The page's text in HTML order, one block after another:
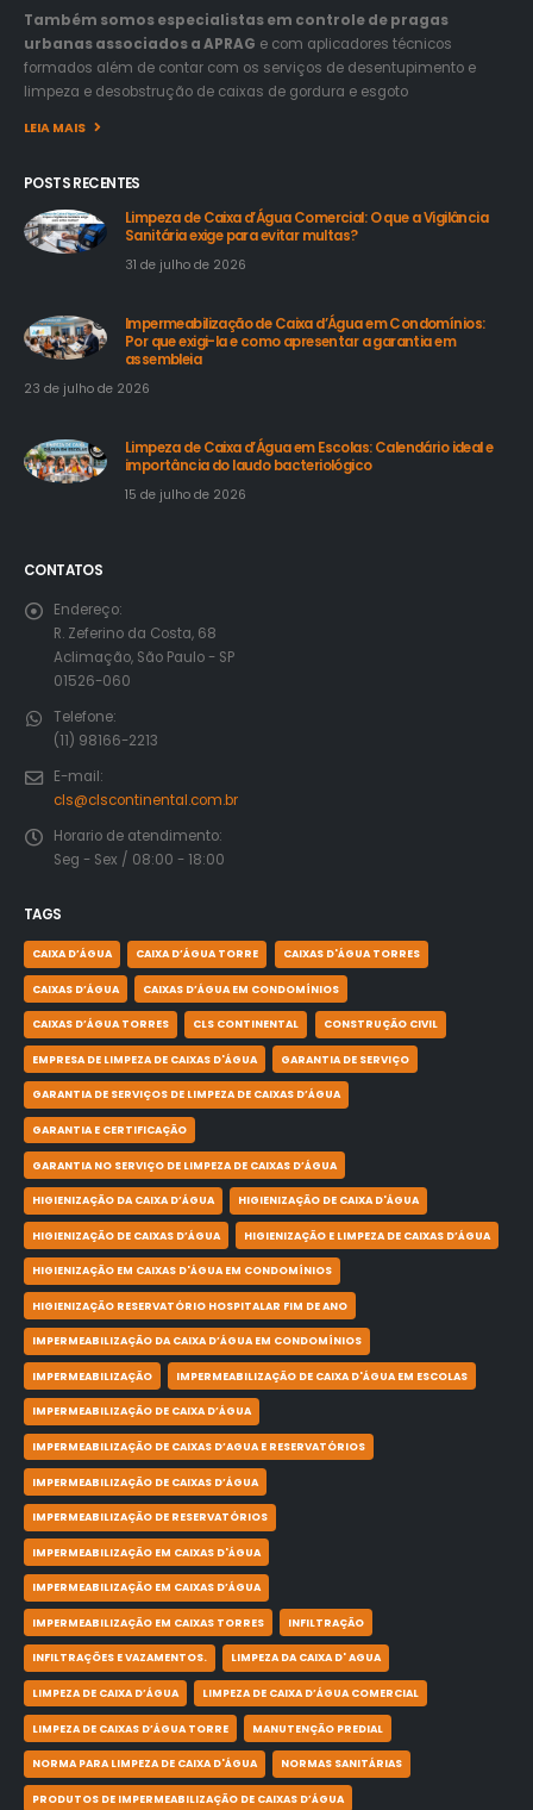
Também somos especialistas em controle de pragas
urbanas associados a APRAG e com aplicadores técnicos
formados além de contar com os serviços de desentupimento e
limpeza e desobstrução de caixas de gordura e esgoto
LEIA MAIS
POSTS RECENTES
Limpeza de Caixa d’Água Comercial: O que a Vigilância
Sanitária exige para evitar multas?
31 de julho de 2026
Impermeabilização de Caixa d’Água em Condomínios:
Por que exigi-la e como apresentar a garantia em
assembleia
23 de julho de 2026
Limpeza de Caixa d’Água em Escolas: Calendário ideal e
importância do laudo bacteriológico
15 de julho de 2026
CONTATOS
Endereço:
R. Zeferino da Costa, 68
Aclimação, São Paulo - SP
01526-060
Telefone:
(11) 98166-2213
E-mail:
cls@clscontinental.com.br
Horario de atendimento:
Seg - Sex / 08:00 - 18:00
TAGS
CAIXA D’ÁGUA CAIXA D’ÁGUA TORRE CAIXAS D'ÁGUA TORRES
CAIXAS D’ÁGUA CAIXAS D’ÁGUA EM CONDOMÍNIOS
CAIXAS D’ÁGUA TORRES CLS CONTINENTAL CONSTRUÇÃO CIVIL
EMPRESA DE LIMPEZA DE CAIXAS D'ÁGUA GARANTIA DE SERVIÇO
GARANTIA DE SERVIÇOS DE LIMPEZA DE CAIXAS D’ÁGUA
GARANTIA E CERTIFICAÇÃO
GARANTIA NO SERVIÇO DE LIMPEZA DE CAIXAS D’ÁGUA
HIGIENIZAÇÃO DA CAIXA D’ÁGUA HIGIENIZAÇÃO DE CAIXA D'ÁGUA
HIGIENIZAÇÃO DE CAIXAS D’ÁGUA HIGIENIZAÇÃO E LIMPEZA DE CAIXAS D’ÁGUA
HIGIENIZAÇÃO EM CAIXAS D'ÁGUA EM CONDOMÍNIOS
HIGIENIZAÇÃO RESERVATÓRIO HOSPITALAR FIM DE ANO
IMPERMEABILIZAÇÃO DA CAIXA D’ÁGUA EM CONDOMÍNIOS
IMPERMEABILIZAÇÃO IMPERMEABILIZAÇÃO DE CAIXA D'ÁGUA EM ESCOLAS
IMPERMEABILIZAÇÃO DE CAIXA D’ÁGUA
IMPERMEABILIZAÇÃO DE CAIXAS D’AGUA E RESERVATÓRIOS
IMPERMEABILIZAÇÃO DE CAIXAS D’ÁGUA
IMPERMEABILIZAÇÃO DE RESERVATÓRIOS
IMPERMEABILIZAÇÃO EM CAIXAS D'ÁGUA
IMPERMEABILIZAÇÃO EM CAIXAS D’ÁGUA
IMPERMEABILIZAÇÃO EM CAIXAS TORRES INFILTRAÇÃO
INFILTRAÇÕES E VAZAMENTOS. LIMPEZA DA CAIXA D' AGUA
LIMPEZA DE CAIXA D’ÁGUA LIMPEZA DE CAIXA D’ÁGUA COMERCIAL
LIMPEZA DE CAIXAS D’ÁGUA TORRE MANUTENÇÃO PREDIAL
NORMA PARA LIMPEZA DE CAIXA D'ÁGUA NORMAS SANITÁRIAS
PRODUTOS DE IMPERMEABILIZAÇÃO DE CAIXAS D’ÁGUA